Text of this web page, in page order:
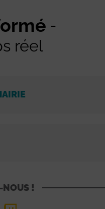
réel
NOUS !